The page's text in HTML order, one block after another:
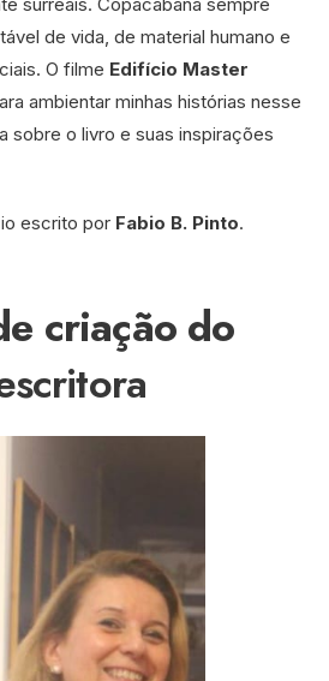
de vida, de material humano e
O filme Edifício Master
ambientar minhas histórias nesse
sobre o livro e suas inspirações
escrito por Fabio B. Pinto.
criação do